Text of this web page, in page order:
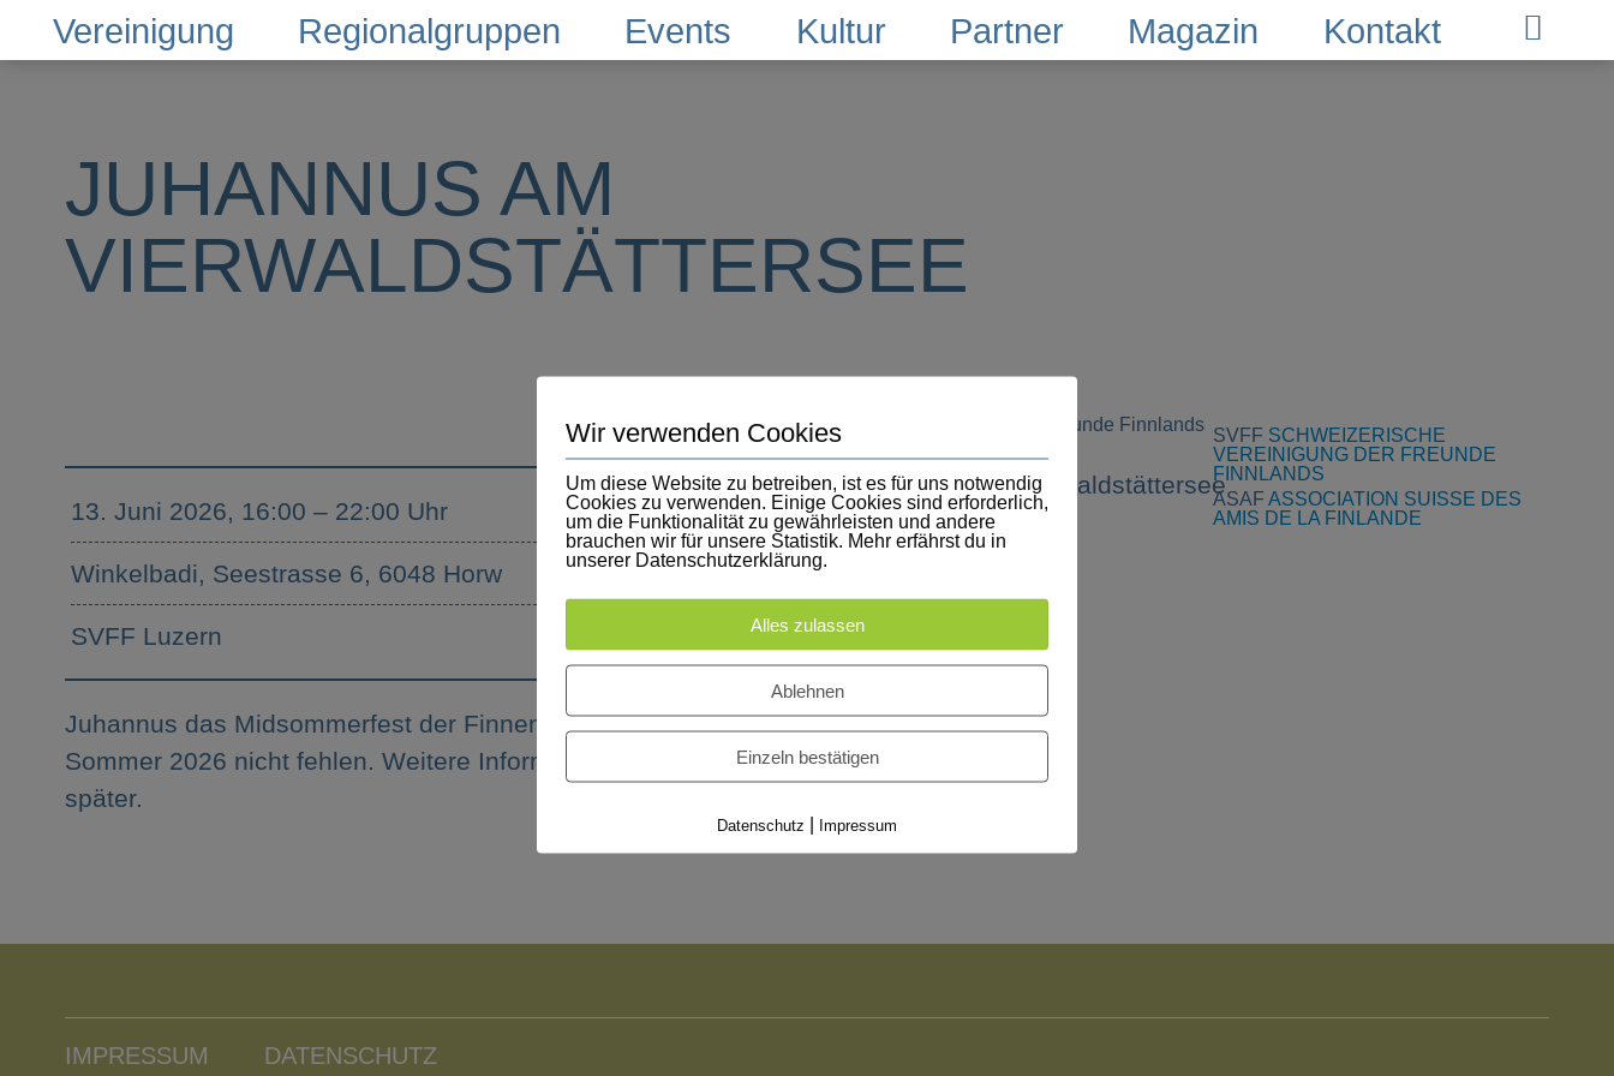
JUHANNUS AM
VIERWALDSTÄTTERSEE
SVFF SCHWEIZERISCHE
VEREINIGUNG DER FREUNDE
FINNLANDS
ASAF ASSOCIATION SUISSE DES
AMIS DE LA FINLANDE
Vereinigung Regionalgruppen Events Kultur Partner Magazin Kontakt
13. Juni 2026, 16:00 – 22:00 Uhr
Winkelbadi, Seestrasse 6, 6048 Horw
SVFF Luzern
Juhannus das Midsommerfest der Finnen. Dies darf auch im
Sommer 2026 nicht fehlen. Weitere Informationen folgen
später.
IMPRESSUM DATENSCHUTZ
Wir verwenden Cookies
Um diese Website zu betreiben, ist es für uns notwendig
Cookies zu verwenden. Einige Cookies sind erforderlich,
um die Funktionalität zu gewährleisten und andere
brauchen wir für unsere Statistik. Mehr erfährst du in
unserer Datenschutzerklärung.
Alles zulassen
Ablehnen
Einzeln bestätigen
Datenschutz Impressum